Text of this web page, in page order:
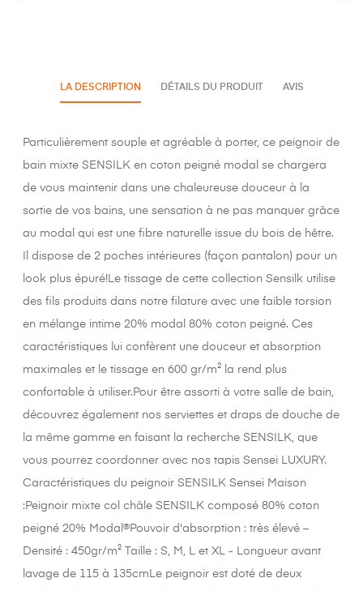
LA DESCRIPTION DÉTAILS DU PRODUIT AVIS
Particulièrement souple et agréable à porter, ce peignoir de
bain mixte SENSILK en coton peigné modal se chargera
de vous maintenir dans une chaleureuse douceur à la
sortie de vos bains, une sensation à ne pas manquer grâce
au modal qui est une fibre naturelle issue du bois de hêtre.
Il dispose de 2 poches intérieures (façon pantalon) pour un
look plus épuré!Le tissage de cette collection Sensilk utilise
des fils produits dans notre filature avec une faible torsion
en mélange intime 20% modal 80% coton peigné. Ces
caractéristiques lui confèrent une douceur et absorption
maximales et le tissage en 600 gr/m² la rend plus
confortable à utiliser.Pour être assorti à votre salle de bain,
découvrez également nos serviettes et draps de douche de
la même gamme en faisant la recherche SENSILK, que
vous pourrez coordonner avec nos tapis Sensei LUXURY.
Caractéristiques du peignoir SENSILK Sensei Maison
:Peignoir mixte col châle SENSILK composé 80% coton
peigné 20% Modal®Pouvoir d'absorption : très élevé –
Densité : 450gr/m² Taille : S, M, L et XL - Longueur avant
lavage de 115 à 135cmLe peignoir est doté de deux